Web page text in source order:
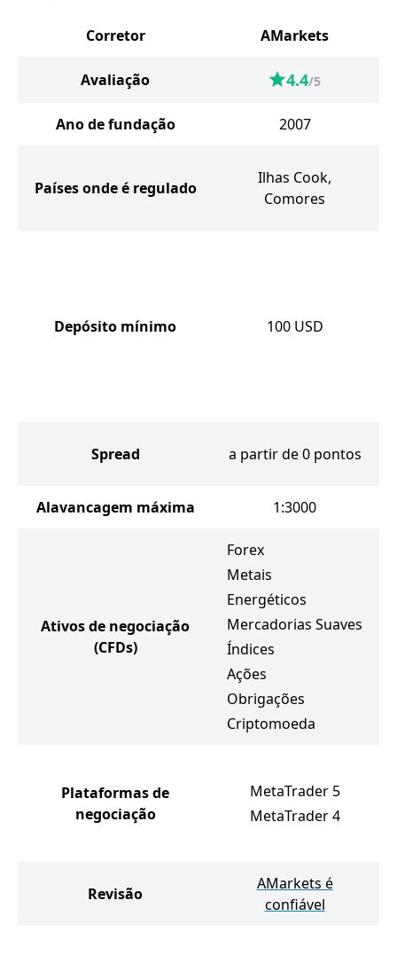
Corretor AMarkets
Avaliação 4.4/5
Ano de fundação 2007
Países onde é regulado
Ilhas Cook,
Comores
Depósito mínimo 100 USD
Spread a partir de 0 pontos
Alavancagem máxima 1:3000
Ativos de negociação
(CFDs)
Forex
Metais
Energéticos
Mercadorias Suaves
Índices
Ações
Obrigações
Criptomoeda
Plataformas de
negociação
MetaTrader 5
MetaTrader 4
Revisão
AMarkets é
confiável